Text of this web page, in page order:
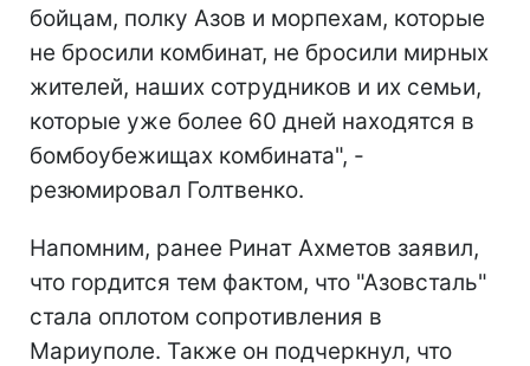
бойцам, полку Азов и морпехам, которые
не бросили комбинат, не бросили мирных
жителей, наших сотрудников и их семьи,
которые уже более 60 дней находятся в
бомбоубежищах комбината", -
резюмировал Голтвенко.
Напомним, ранее Ринат Ахметов заявил,
что гордится тем фактом, что "Азовсталь"
стала оплотом сопротивления в
Мариуполе. Также он подчеркнул, что